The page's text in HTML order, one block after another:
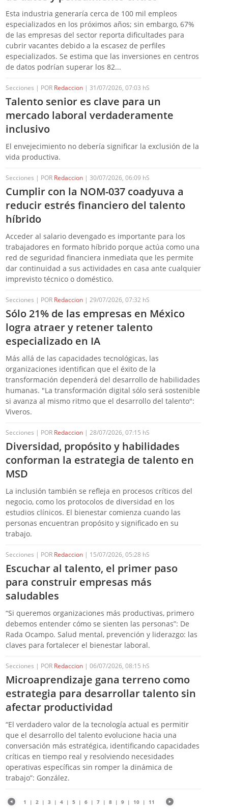
Esta industria generaría cerca de 100 mil empleos
especializados en los próximos años; sin embargo, 67%
de las empresas del sector reporta dificultades para
cubrir vacantes debido a la escasez de perfiles
especializados. Se estima que las inversiones en centros
de datos podrían superar los 82...
Secciones | POR Redaccion | 31/07/2026, 07:03 hS
Talento senior es clave para un
mercado laboral verdaderamente
inclusivo
El envejecimiento no debería significar la exclusión de la
vida productiva.
Secciones | POR Redaccion | 30/07/2026, 06:09 hS
Cumplir con la NOM-037 coadyuva a
reducir estrés financiero del talento
híbrido
Acceder al salario devengado es importante para los
trabajadores en formato híbrido porque actúa como una
red de seguridad financiera inmediata que les permite
dar continuidad a sus actividades en casa ante cualquier
imprevisto técnico o doméstico.
Secciones | POR Redaccion | 29/07/2026, 07:32 hS
Sólo 21% de las empresas en México
logra atraer y retener talento
especializado en IA
Más allá de las capacidades tecnológicas, las
organizaciones identifican que el éxito de la
transformación dependerá del desarrollo de habilidades
humanas. "La transformación digital sólo será sostenible
si avanza al mismo ritmo que el desarrollo del talento":
Viveros.
Secciones | POR Redaccion | 28/07/2026, 07:15 hS
Diversidad, propósito y habilidades
conforman la estrategia de talento en
MSD
La inclusión también se refleja en procesos críticos del
negocio, como los protocolos de diversidad en los
estudios clínicos. El bienestar comienza cuando las
personas encuentran propósito y significado en su
trabajo.
Secciones | POR Redaccion | 15/07/2026, 05:28 hS
Escuchar al talento, el primer paso
para construir empresas más
saludables
“Si queremos organizaciones más productivas, primero
debemos entender cómo se sienten las personas”: De
Rada Ocampo. Salud mental, prevención y liderazgo: las
claves para fortalecer el bienestar laboral.
Secciones | POR Redaccion | 06/07/2026, 08:15 hS
Microaprendizaje gana terreno como
estrategia para desarrollar talento sin
afectar productividad
“El verdadero valor de la tecnología actual es permitir
que el desarrollo del talento evolucione hacia una
conversación más estratégica, identificando capacidades
críticas en tiempo real y resolviendo necesidades
operativas específicas sin romper la dinámica de
trabajo”: González.
1 |2 |3 |4 |5 |6 |7 |8 |9 | 10 | 11